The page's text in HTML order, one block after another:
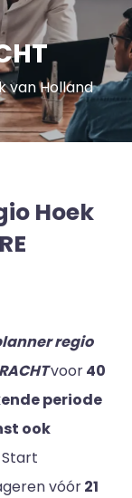
van Holland
Hoek
regio
voor40
periode
ook
​Start
vóór21